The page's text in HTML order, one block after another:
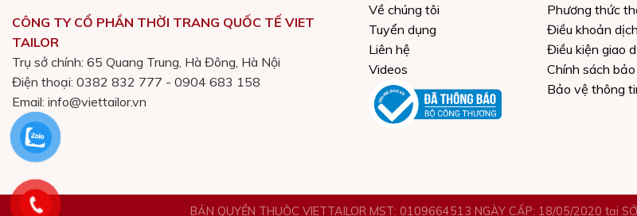
CÔNG TY CỔ PHẦN THỜI TRANG QUỐC TẾ VIET
TAILOR
Trụ sở chính: 65 Quang Trung, Hà Đông, Hà Nội
Điện thoại: 0382 832 777 - 0904 683 158
Email: info@viettailor.vn
Về chúng tôi
Tuyển dụng
Liên hệ
Videos
Phương thức
Điều khoản
Điều kiện giao
Chính sách
Bảo vệ thông
BẢN QUYỀN THUỘC VIETTAILOR MST: 0109664513 NGÀY CẤP: 18/05/2020 tại